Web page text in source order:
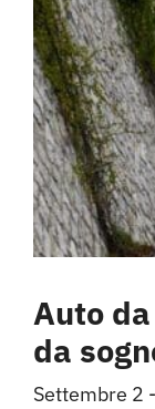
Auto
da
Settembre 2 -